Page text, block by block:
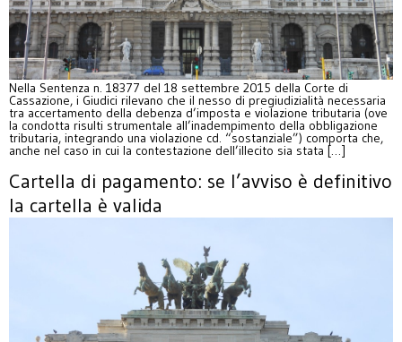
Nella Sentenza n. 18377 del 18 settembre 2015 della Corte di
Cassazione, i Giudici rilevano che il nesso di pregiudizialità necessaria
tra accertamento della debenza d’imposta e violazione tributaria (ove
la condotta risulti strumentale all’inadempimento della obbligazione
tributaria, integrando una violazione cd. “sostanziale”) comporta che,
anche nel caso in cui la contestazione dell’illecito sia stata […]
Cartella di pagamento: se l’avviso è definitivo
la cartella è valida